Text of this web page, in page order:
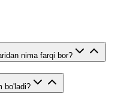
nima farqi bor?
bo'ladi?